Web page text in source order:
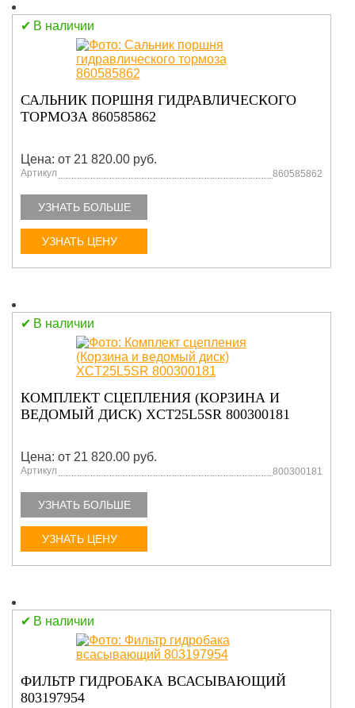
В наличии
САЛЬНИК ПОРШНЯ ГИДРАВЛИЧЕСКОГО
ТОРМОЗА 860585862
Цена: от 21 820.00 руб.
Артикул 860585862
УЗНАТЬ БОЛЬШЕ
УЗНАТЬ ЦЕНУ
В наличии
КОМПЛЕКТ СЦЕПЛЕНИЯ (КОРЗИНА И
ВЕДОМЫЙ ДИСК) XCT25L5SR 800300181
Цена: от 21 820.00 руб.
Артикул 800300181
УЗНАТЬ БОЛЬШЕ
УЗНАТЬ ЦЕНУ
В наличии
ФИЛЬТР ГИДРОБАКА ВСАСЫВАЮЩИЙ
803197954